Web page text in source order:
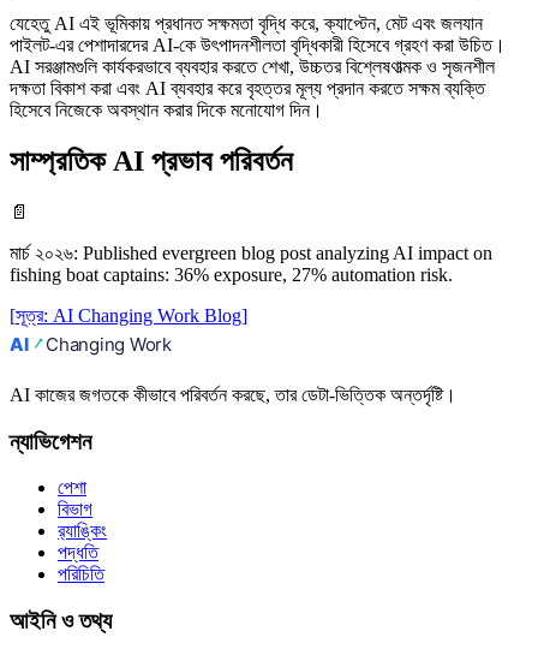
যেহেতু AI এই ভূমিকায় প্রধানত সক্ষমতা বৃদ্ধি করে, ক্যাপ্টেন, মেট এবং জলযান
পাইলট-এর পেশাদারদের AI-কে উৎপাদনশীলতা বৃদ্ধিকারী হিসেবে গ্রহণ করা উচিত।
AI সরঞ্জামগুলি কার্যকরভাবে ব্যবহার করতে শেখা, উচ্চতর বিশ্লেষণাত্মক ও সৃজনশীল
দক্ষতা বিকাশ করা এবং AI ব্যবহার করে বৃহত্তর মূল্য প্রদান করতে সক্ষম ব্যক্তি
হিসেবে নিজেকে অবস্থান করার দিকে মনোযোগ দিন।
সাম্প্রতিক AI প্রভাব পরিবর্তন
📄
মার্চ ২০২৬: Published evergreen blog post analyzing AI impact on
fishing boat captains: 36% exposure, 27% automation risk.
[সূত্র: AI Changing Work Blog]
AI কাজের জগতকে কীভাবে পরিবর্তন করছে, তার ডেটা-ভিত্তিক অন্তর্দৃষ্টি।
ন্যাভিগেশন
পেশা
বিভাগ
র‍্যাঙ্কিং
পদ্ধতি
পরিচিতি
আইনি ও তথ্য